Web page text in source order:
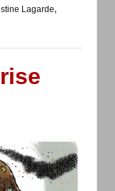
Lagarde,